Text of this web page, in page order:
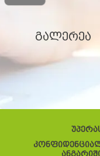
გალერეა